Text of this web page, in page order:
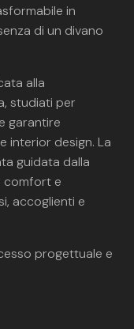
in
di un divano
alla
studiati per
garantire
interior design. La
guidata dalla
comfort e
accoglienti e
progettuale e